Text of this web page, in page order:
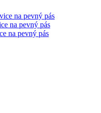
na pevný pás
na pevný pás
na pevný pás